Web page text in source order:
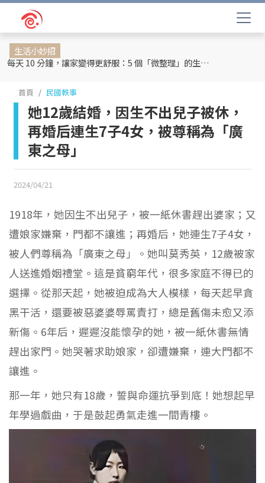
生活小妙招
每天 10 分鐘，讓家變得更舒服：5 個「微整理」的生活提案
首頁 民國軼事
她12歲結婚，因生不出兒子被休，
再婚后連生7子4女，被尊稱為「廣
東之母」
2024/04/21
1918年，她因生不出兒子，被一紙休書趕出婆家；又
遭娘家嫌棄，門都不讓進；再婚后，她連生7子4女，
被人們尊稱為「廣東之母」。她叫莫秀英，12歲被家
人送進婚姻禮堂。這是貧窮年代，很多家庭不得已的
選擇。從那天起，她被迫成為大人模樣，每天起早貪
黑干活，還要被惡婆婆辱罵責打，總是舊傷未愈又添
新傷。6年后，遲遲沒能懷孕的她，被一紙休書無情
趕出家門。她哭著求助娘家，卻遭嫌棄，連大門都不
讓進。
那一年，她只有18歲，誓與命運抗爭到底！她想起早
年學過戲曲，于是鼓起勇氣走進一間青樓。